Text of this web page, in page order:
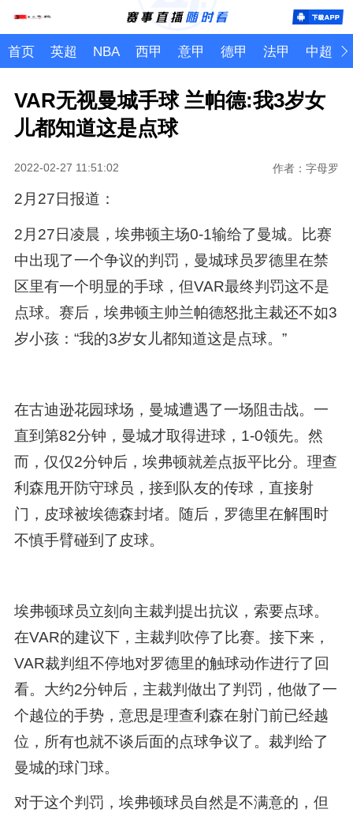
首页 英超 NBA 西甲 意甲 德甲 法甲 中超
VAR无视曼城手球 兰帕德:我3岁女
儿都知道这是点球
2022-02-27 11:51:02 作者：字母罗
2月27日报道：
2月27日凌晨，埃弗顿主场0-1输给了曼城。比赛
中出现了一个争议的判罚，曼城球员罗德里在禁
区里有一个明显的手球，但VAR最终判罚这不是
点球。赛后，埃弗顿主帅兰帕德怒批主裁还不如3
岁小孩：“我的3岁女儿都知道这是点球。”
在古迪逊花园球场，曼城遭遇了一场阻击战。一
直到第82分钟，曼城才取得进球，1-0领先。然
而，仅仅2分钟后，埃弗顿就差点扳平比分。理查
利森甩开防守球员，接到队友的传球，直接射
门，皮球被埃德森封堵。随后，罗德里在解围时
不慎手臂碰到了皮球。
埃弗顿球员立刻向主裁判提出抗议，索要点球。
在VAR的建议下，主裁判吹停了比赛。接下来，
VAR裁判组不停地对罗德里的触球动作进行了回
看。大约2分钟后，主裁判做出了判罚，他做了一
个越位的手势，意思是理查利森在射门前已经越
位，所有也就不谈后面的点球争议了。裁判给了
曼城的球门球。
对于这个判罚，埃弗顿球员自然是不满意的，但